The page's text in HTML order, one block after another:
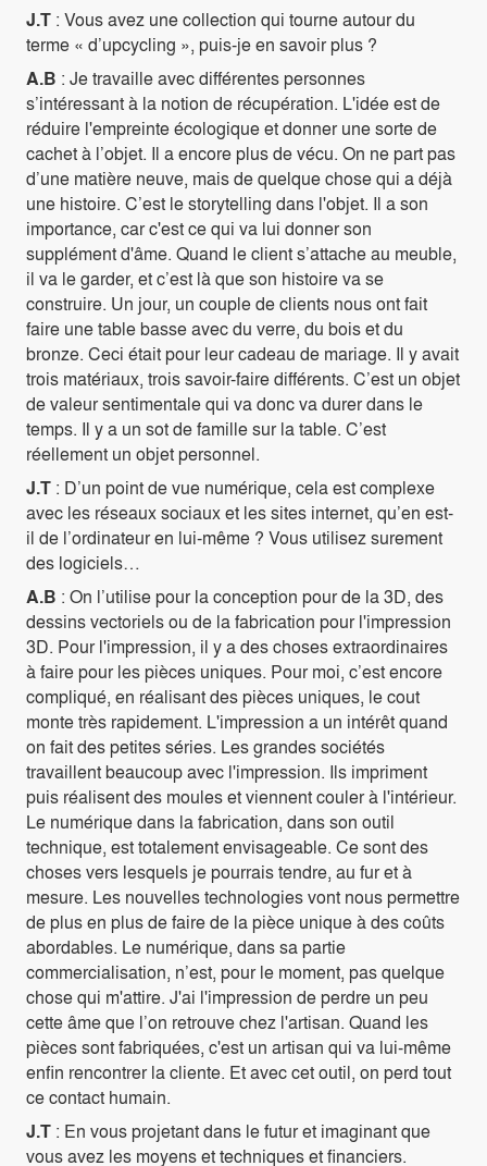
J.T : Vous avez une collection qui tourne autour du
terme « d’upcycling », puis-je en savoir plus ?
A.B : Je travaille avec différentes personnes
s’intéressant à la notion de récupération. L'idée est de
réduire l'empreinte écologique et donner une sorte de
cachet à l’objet. Il a encore plus de vécu. On ne part pas
d’une matière neuve, mais de quelque chose qui a déjà
une histoire. C’est le storytelling dans l'objet. Il a son
importance, car c'est ce qui va lui donner son
supplément d'âme. Quand le client s’attache au meuble,
il va le garder, et c’est là que son histoire va se
construire. Un jour, un couple de clients nous ont fait
faire une table basse avec du verre, du bois et du
bronze. Ceci était pour leur cadeau de mariage. Il y avait
trois matériaux, trois savoir-faire différents. C’est un objet
de valeur sentimentale qui va donc va durer dans le
temps. Il y a un sot de famille sur la table. C’est
réellement un objet personnel.
J.T : D’un point de vue numérique, cela est complexe
avec les réseaux sociaux et les sites internet, qu’en est-
il de l’ordinateur en lui-même ? Vous utilisez surement
des logiciels…
A.B : On l’utilise pour la conception pour de la 3D, des
dessins vectoriels ou de la fabrication pour l'impression
3D. Pour l'impression, il y a des choses extraordinaires
à faire pour les pièces uniques. Pour moi, c’est encore
compliqué, en réalisant des pièces uniques, le cout
monte très rapidement. L'impression a un intérêt quand
on fait des petites séries. Les grandes sociétés
travaillent beaucoup avec l'impression. Ils impriment
puis réalisent des moules et viennent couler à l'intérieur.
Le numérique dans la fabrication, dans son outil
technique, est totalement envisageable. Ce sont des
choses vers lesquels je pourrais tendre, au fur et à
mesure. Les nouvelles technologies vont nous permettre
de plus en plus de faire de la pièce unique à des coûts
abordables. Le numérique, dans sa partie
commercialisation, n’est, pour le moment, pas quelque
chose qui m'attire. J'ai l'impression de perdre un peu
cette âme que l’on retrouve chez l'artisan. Quand les
pièces sont fabriquées, c'est un artisan qui va lui-même
enfin rencontrer la cliente. Et avec cet outil, on perd tout
ce contact humain.
J.T : En vous projetant dans le futur et imaginant que
vous avez les moyens et techniques et financiers.